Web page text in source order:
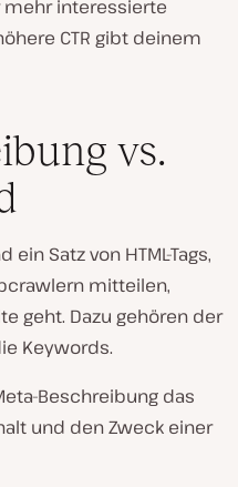
mehr interessierte
CTR gibt deinem
vs.
Satz von HTML-Tags,
mitteilen,
geht. Dazu gehören der
Keywords.
Beschreibung das
und den Zweck einer